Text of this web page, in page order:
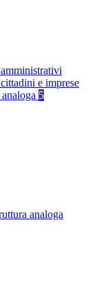
e imprese
5
analoga